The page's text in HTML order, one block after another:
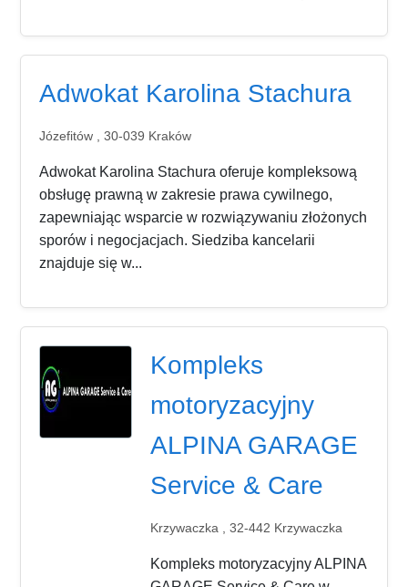
Adwokat Karolina Stachura
Józefitów , 30-039 Kraków
Adwokat Karolina Stachura oferuje kompleksową
obsługę prawną w zakresie prawa cywilnego,
zapewniając wsparcie w rozwiązywaniu złożonych
sporów i negocjacjach. Siedziba kancelarii
znajduje się w...
Kompleks
motoryzacyjny
ALPINA GARAGE
Service & Care
Krzywaczka , 32-442 Krzywaczka
Kompleks motoryzacyjny ALPINA